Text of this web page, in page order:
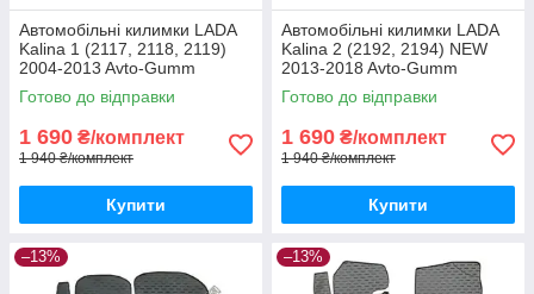
Автомобільні килимки LADA
Kalina 1 (2117, 2118, 2119)
2004-2013 Avto-Gumm
килимки для авто ВАЗ Лада
Каліна 1 (2117, 2118, 2119)
Готово до відправки
1 690 ₴/комплект
1 940 ₴/комплект
Купити
Автомобільні килимки LADA
Kalina 2 (2192, 2194) NEW
2013-2018 Avto-Gumm
килимки для авто ВАЗ Лада
Каліна 2 (2192, 2194) NEW
Готово до відправки
1 690 ₴/комплект
1 940 ₴/комплект
Купити
–13% –13%